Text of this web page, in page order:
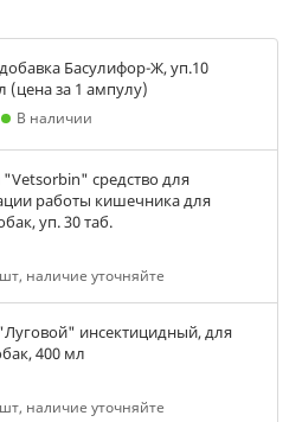
Басулифор-Ж, уп.10
за 1 ампулу)
В наличии
"Vetsorbin" средство для
работы кишечника для
уп. 30 таб.
наличие уточняйте
инсектицидный, для
400 мл
наличие уточняйте